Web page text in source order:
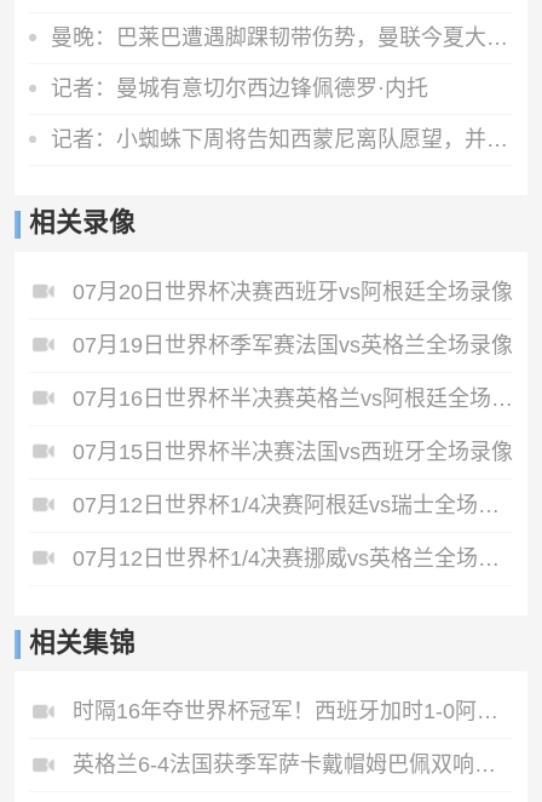
曼晚：巴莱巴遭遇脚踝韧带伤势，曼联今夏大概率不会继续追求他
记者：曼城有意切尔西边锋佩德罗·内托
记者：小蜘蛛下周将告知西蒙尼离队愿望，并希望得到理解和帮助
相关录像
07月20日世界杯决赛西班牙vs阿根廷全场录像
07月19日世界杯季军赛法国vs英格兰全场录像
07月16日世界杯半决赛英格兰vs阿根廷全场录像
07月15日世界杯半决赛法国vs西班牙全场录像
07月12日世界杯1/4决赛阿根廷vs瑞士全场录像
07月12日世界杯1/4决赛挪威vs英格兰全场录像
相关集锦
时隔16年夺世界杯冠军！西班牙加时1-0阿根廷费兰制胜恩佐染红
英格兰6-4法国获季军萨卡戴帽姆巴佩双响创纪录奥利塞2助+失良机